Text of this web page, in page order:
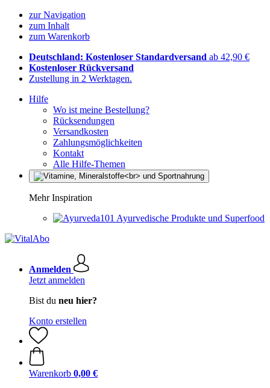
zur Navigation
zum Inhalt
zum Warenkorb
Deutschland: Kostenloser Standardversand ab 42,90 €
Kostenloser Rückversand
Zustellung in 2 Werktagen.
Hilfe
Wo ist meine Bestellung?
Rücksendungen
Versandkosten
Zahlungsmöglichkeiten
Kontakt
Alle Hilfe-Themen
Mehr Inspiration
Ayurvedische Produkte und Superfood
Anmelden
Jetzt anmelden
Bist du neu hier?
Konto erstellen
Warenkorb 0,00 €